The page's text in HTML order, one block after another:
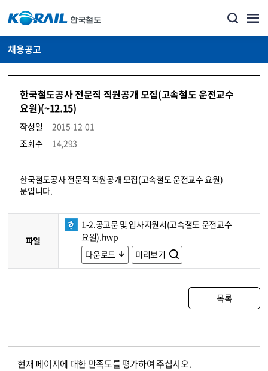
채용공고
한국철도공사 전문직 직원공개 모집(고속철도 운전교수
요원)(~12.15)
작성일
2015-12-01
조회수
14,293
코레일소개_경영공시_채용공고 상세보기 – 내용, 파일, 담당자 연락처로 구성
한국철도공사 전문직 직원공개 모집(고속철도 운전교수 요원)
문입니다.
파일
1-2.공고문 및 입사지원서(고속철도 운전교수
요원).hwp
다운로드
미리보기
목록
현재 페이지에 대한 만족도를 평가하여 주십시오.